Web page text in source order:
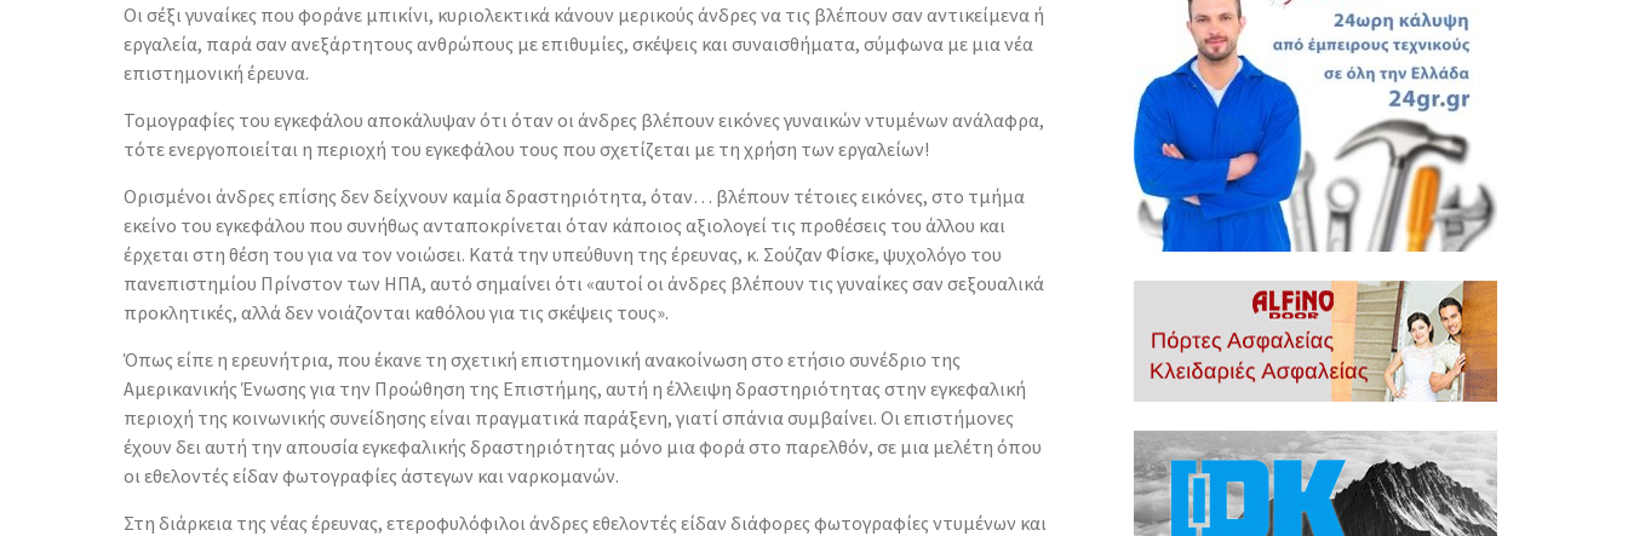
Οι σέξι γυναίκες που φοράνε μπικίνι, κυριολεκτικά κάνουν μερικούς άνδρες να τις βλέπουν σαν αντικείμενα ή
εργαλεία, παρά σαν ανεξάρτητους ανθρώπους με επιθυμίες, σκέψεις και συναισθήματα, σύμφωνα με μια νέα
επιστημονική έρευνα.
Τομογραφίες του εγκεφάλου αποκάλυψαν ότι όταν οι άνδρες βλέπουν εικόνες γυναικών ντυμένων ανάλαφρα,
τότε ενεργοποιείται η περιοχή του εγκεφάλου τους που σχετίζεται με τη χρήση των εργαλείων!
Ορισμένοι άνδρες επίσης δεν δείχνουν καμία δραστηριότητα, όταν… βλέπουν τέτοιες εικόνες, στο τμήμα
εκείνο του εγκεφάλου που συνήθως ανταποκρίνεται όταν κάποιος αξιολογεί τις προθέσεις του άλλου και
έρχεται στη θέση του για να τον νοιώσει. Κατά την υπεύθυνη της έρευνας, κ. Σούζαν Φίσκε, ψυχολόγο του
πανεπιστημίου Πρίνστον των ΗΠΑ, αυτό σημαίνει ότι «αυτοί οι άνδρες βλέπουν τις γυναίκες σαν σεξουαλικά
προκλητικές, αλλά δεν νοιάζονται καθόλου για τις σκέψεις τους».
Όπως είπε η ερευνήτρια, που έκανε τη σχετική επιστημονική ανακοίνωση στο ετήσιο συνέδριο της
Αμερικανικής Ένωσης για την Προώθηση της Επιστήμης, αυτή η έλλειψη δραστηριότητας στην εγκεφαλική
περιοχή της κοινωνικής συνείδησης είναι πραγματικά παράξενη, γιατί σπάνια συμβαίνει. Οι επιστήμονες
έχουν δει αυτή την απουσία εγκεφαλικής δραστηριότητας μόνο μια φορά στο παρελθόν, σε μια μελέτη όπου
οι εθελοντές είδαν φωτογραφίες άστεγων και ναρκομανών.
Στη διάρκεια της νέας έρευνας, ετεροφυλόφιλοι άνδρες εθελοντές είδαν διάφορες φωτογραφίες ντυμένων και